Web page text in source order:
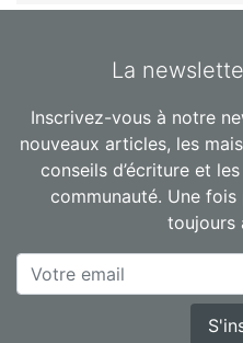
La
Inscrivez-vous à notre
nouveaux articles, les
conseils d’écriture et
communauté. Une
toujours